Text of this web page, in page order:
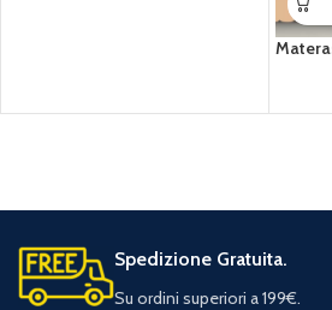
Spedizione Gratuita.
Su ordini superiori a 199€.